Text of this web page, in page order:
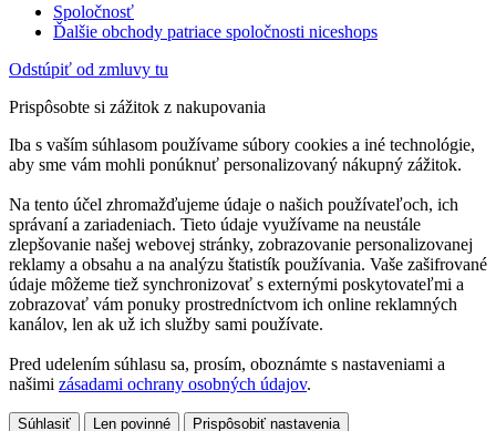
Spoločnosť
Ďalšie obchody patriace spoločnosti niceshops
Odstúpiť od zmluvy tu
Prispôsobte si zážitok z nakupovania
Iba s vaším súhlasom používame súbory cookies a iné technológie,
aby sme vám mohli ponúknuť personalizovaný nákupný zážitok.
Na tento účel zhromažďujeme údaje o našich používateľoch, ich
správaní a zariadeniach. Tieto údaje využívame na neustále
zlepšovanie našej webovej stránky, zobrazovanie personalizovanej
reklamy a obsahu a na analýzu štatistík používania. Vaše zašifrované
údaje môžeme tiež synchronizovať s externými poskytovateľmi a
zobrazovať vám ponuky prostredníctvom ich online reklamných
kanálov, len ak už ich služby sami používate.
Pred udelením súhlasu sa, prosím, oboznámte s nastaveniami a
našimi zásadami ochrany osobných údajov.
Súhlasiť Len povinné Prispôsobiť nastavenia